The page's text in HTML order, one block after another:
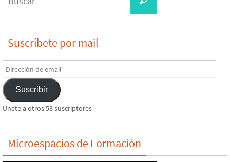
Suscríbete por mail
Dirección
de
emailSuscribir
Únete a otros 53 suscriptores
Microespacios de Formación